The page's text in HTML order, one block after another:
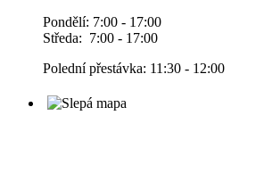
Pondělí: 7:00 - 17:00
Středa: 7:00 - 17:00
Polední přestávka: 11:30 - 12:00